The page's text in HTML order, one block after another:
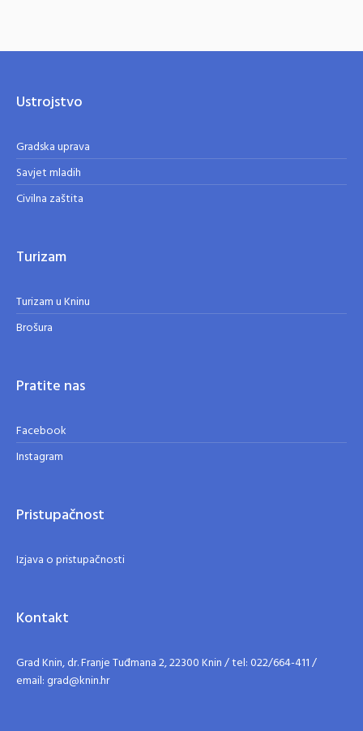
Ustrojstvo
Gradska uprava
Savjet mladih
Civilna zaštita
Turizam
Turizam u Kninu
Brošura
Pratite nas
Facebook
Instagram
Pristupačnost
Izjava o pristupačnosti
Kontakt
Grad Knin, dr. Franje Tuđmana 2, 22300 Knin / tel: 022/664-411 /
email: grad@knin.hr